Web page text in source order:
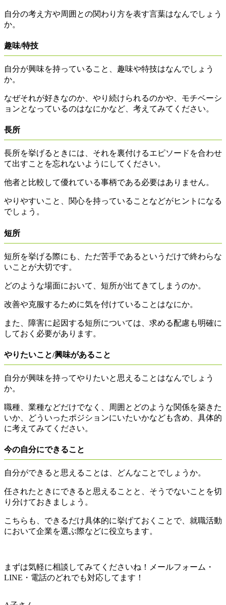
自分の考え方や周囲との関わり方を表す言葉はなんでしょう
か。
趣味/特技
自分が興味を持っていること、趣味や特技はなんでしょう
か。
なぜそれが好きなのか、やり続けられるのかや、モチベーシ
ョンとなっているのはなにかなど、考えてみてください。
長所
長所を挙げるときには、それを裏付けるエピソードを合わせ
て出すことを忘れないようにしてください。
他者と比較して優れている事柄である必要はありません。
やりやすいこと、関心を持っていることなどがヒントになる
でしょう。
短所
短所を挙げる際にも、ただ苦手であるというだけで終わらな
いことが大切です。
どのような場面において、短所が出てきてしまうのか。
改善や克服するために気を付けていることはなにか。
また、障害に起因する短所については、求める配慮も明確に
しておく必要があります。
やりたいこと/興味があること
自分が興味を持ってやりたいと思えることはなんでしょう
か。
職種、業種などだけでなく、周囲とどのような関係を築きた
いか、どういったポジションにいたいかなども含め、具体的
に考えてみてください。
今の自分にできること
自分ができると思えることは、どんなことでしょうか。
任されたときにできると思えることと、そうでないことを切
り分けておきましょう。
こちらも、できるだけ具体的に挙げておくことで、就職活動
において企業を選ぶ際などに役立ちます。
まずは気軽に相談してみてくださいね！メールフォーム・
LINE・電話のどれでも対応してます！